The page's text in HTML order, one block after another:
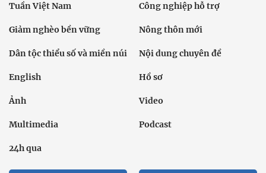
Tuần Việt Nam Công nghiệp hỗ trợ
Giảm nghèo bền vững Nông thôn mới
Dân tộc thiểu số và miền núi Nội dung chuyên đề
English Hồ sơ
Ảnh Video
Multimedia Podcast
24h qua